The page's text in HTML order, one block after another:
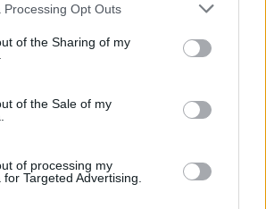
website/app uses one or more Google
or usage behaviour. You may click to
to Google and its third-party tags to
specified purposes in below Google
Processing Opt Outs
of the Sharing of my
of the Sale of my
of processing my
Targeted Advertising.
tasa de rebote, el tiempo en el
adquisición (CPA
una visión clara sobre el
Además, es crucial
regulares para detectar
optimización y asegurarte de que
alineada con las